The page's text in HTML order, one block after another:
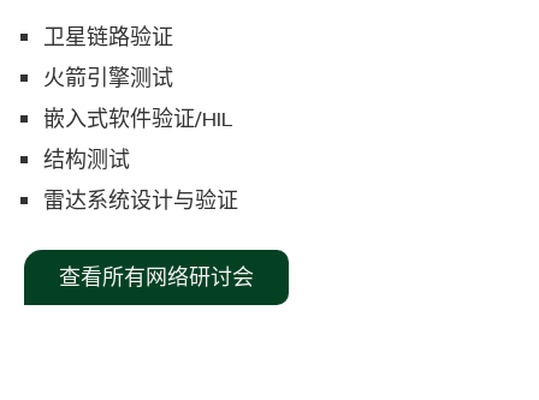
卫星链路验证
火箭引擎测试
嵌入式软件验证/HIL
结构测试
雷达系统设计与验证
查看所有网络研讨会